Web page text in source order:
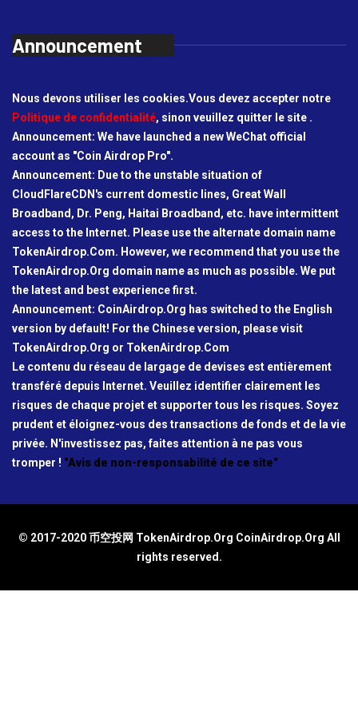
Announcement
Nous devons utiliser les cookies.Vous devez accepter notre
Politique de confidentialité, sinon veuillez quitter le site .
Announcement: We have launched a new WeChat official
account as "Coin Airdrop Pro".
Announcement: Due to the unstable situation of
CloudFlareCDN's current domestic lines, Great Wall
Broadband, Dr. Peng, Haitai Broadband, etc. have intermittent
access to the Internet. Please use the alternate domain name
TokenAirdrop.Com. However, we recommend that you use the
TokenAirdrop.Org domain name as much as possible. We put
the latest and best experience first.
Announcement: CoinAirdrop.Org has switched to the English
version by default! For the Chinese version, please visit
TokenAirdrop.Org or TokenAirdrop.Com
Le contenu du réseau de largage de devises est entièrement
transféré depuis Internet. Veuillez identifier clairement les
risques de chaque projet et supporter tous les risques. Soyez
prudent et éloignez-vous des transactions de fonds et de la vie
privée. N'investissez pas, faites attention à ne pas vous
tromper ! "Avis de non-responsabilité de ce site"
© 2017-2020 币空投网 TokenAirdrop.Org CoinAirdrop.Org All
rights reserved.